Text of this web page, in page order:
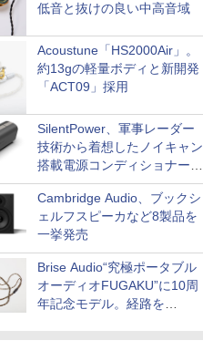
低音と抜けの良い中高音域
Acoustune「HS2000Air」。
約13gの軽量ボディと新開発
「ACT09」採用
SilentPower、軍事レーダー
技術から着想したノイキャン
搭載電源コンディショナー
「AC iPurifier2」
Cambridge Audio、ブックシ
ェルフスピーカなど8製品を
一挙発売
Brise Audio“究極ポータブル
オーディオFUGAKU”に10周
年記念モデル。経路を